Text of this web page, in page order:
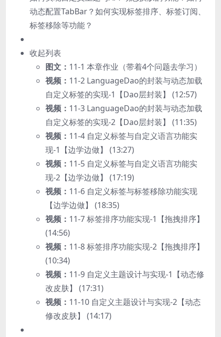
动态配置TabBar？如何实现标签排序、标签订阅、
标签移除等功能？
收起列表
图文： 11-1 本章作业（带着4个问题去学习）
视频： 11-2 LanguageDao的封装与动态加载
自定义标签的实现-1【Dao层封装】 (12:57)
视频： 11-3 LanguageDao的封装与动态加载
自定义标签的实现-2【Dao层封装】 (11:35)
视频： 11-4 自定义标签与自定义语言功能实
现-1【边学边做】 (13:27)
视频： 11-5 自定义标签与自定义语言功能实
现-2【边学边做】 (17:19)
视频： 11-6 自定义标签与标签移除功能实现
【边学边做】 (18:35)
视频： 11-7 标签排序功能实现-1【拖拽排序】
(14:56)
视频： 11-8 标签排序功能实现-2【拖拽排序】
(10:34)
视频： 11-9 自定义主题设计与实现-1【动态修
改皮肤】 (17:31)
视频： 11-10 自定义主题设计与实现-2【动态
修改皮肤】 (14:17)